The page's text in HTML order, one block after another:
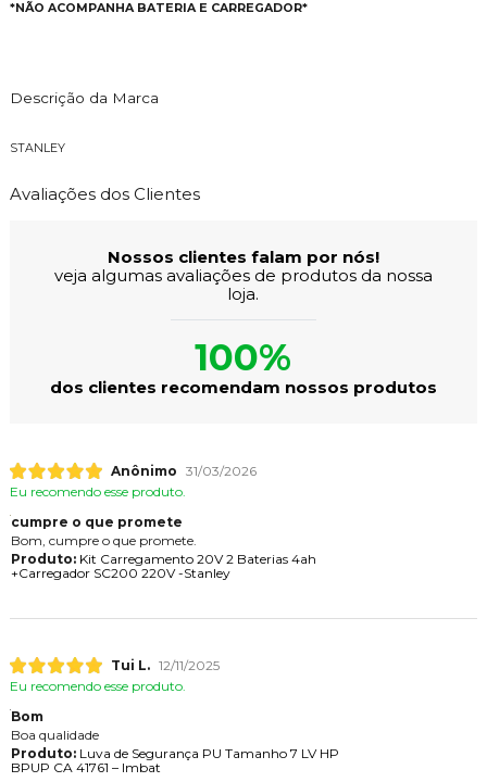
*NÃO ACOMPANHA BATERIA E CARREGADOR*
Descrição da Marca
STANLEY
Avaliações dos Clientes
Nossos clientes falam por nós!
veja algumas avaliações de produtos da nossa
loja.
100%
dos clientes recomendam nossos produtos
Anônimo 31/03/2026
Eu recomendo esse produto.
cumpre o que promete
Bom, cumpre o que promete.
Produto:Kit Carregamento 20V 2 Baterias 4ah
+Carregador SC200 220V -Stanley
Tui L. 12/11/2025
Eu recomendo esse produto.
Bom
Boa qualidade
Produto:Luva de Segurança PU Tamanho 7 LV HP
BPUP CA 41761 – Imbat